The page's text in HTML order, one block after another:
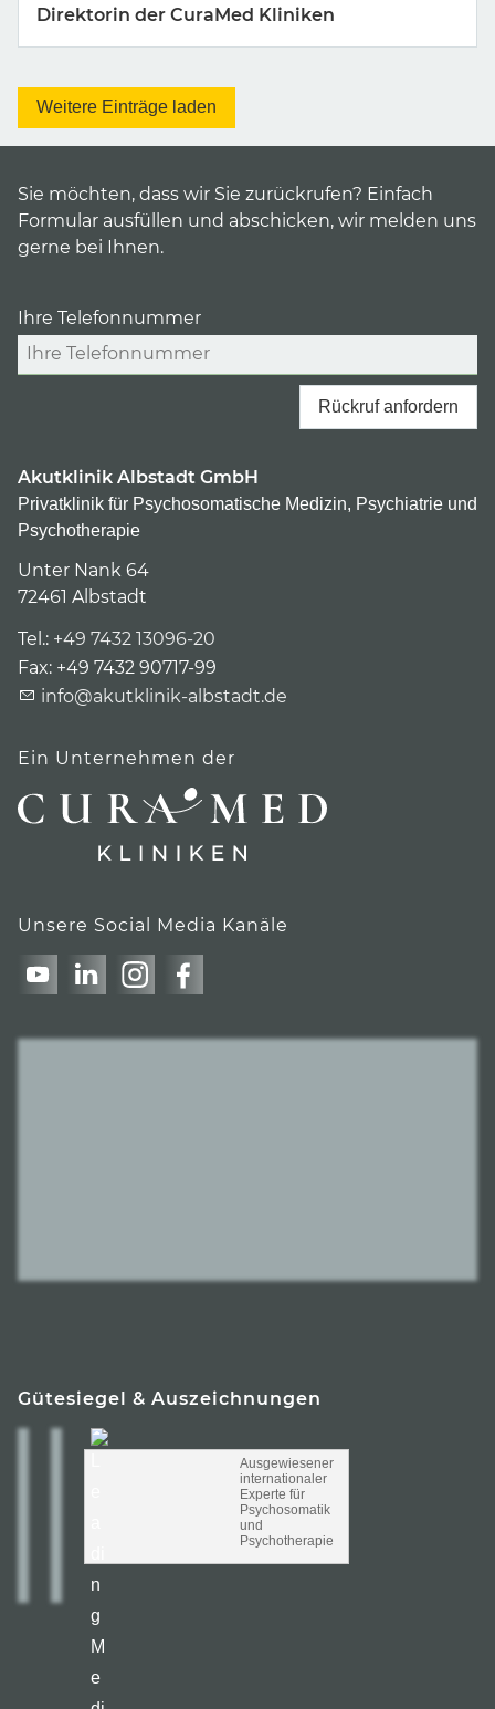
Direktorin der CuraMed Kliniken
Weitere Einträge laden
Gütesiegel & Auszeichnungen
Ausgewiesener
internationaler
Experte für
Psychosomatik
und
Psychotherapie
Sie möchten, dass wir Sie zurückrufen? Einfach
Formular ausfüllen und abschicken, wir melden uns
gerne bei Ihnen.
Ihre Telefonnummer
Rückruf anfordern
Akutklinik Albstadt GmbH
Privatklinik für Psychosomatische Medizin, Psychiatrie und
Psychotherapie
Unter Nank 64
72461 Albstadt
Tel.: +49 7432 13096-20
Fax: +49 7432 90717-99
info@akutklinik-albstadt.de
Ein Unternehmen der
Unsere Social Media Kanäle